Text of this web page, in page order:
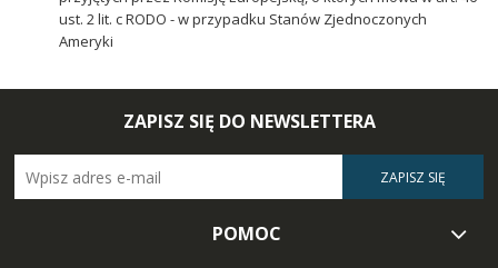
ust. 2 lit. c RODO - w przypadku Stanów Zjednoczonych
Ameryki
ZAPISZ SIĘ DO NEWSLETTERA
ZAPISZ SIĘ
POMOC